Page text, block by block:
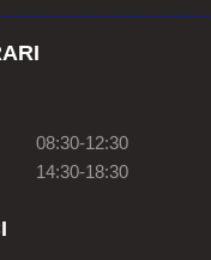
08:30-12:30
14:30-18:30